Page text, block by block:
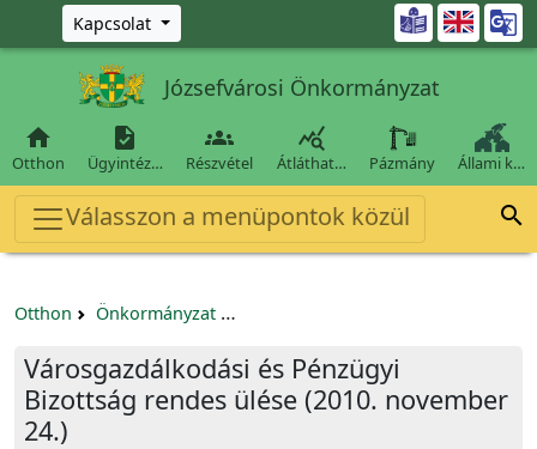
Ugrás a fő tartalomra
Kapcsolat 
Józsefvárosi Önkormányzat

Otthon

Ügyintéz…

Részvétel

Átláthat… Pázmány Állami k…
Válasszon a menüpontok közül 
Otthon Önkormányzat
Városgazdálkodási és Pénzügyi
Bizottság rendes ülése (2010. november
24.)